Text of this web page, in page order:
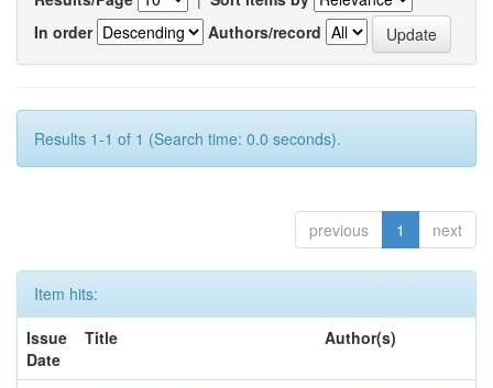
In order
Authors/record
Results 1-1 of 1 (Search time: 0.0 seconds).
previous 1 next
Item hits:
Issue
Date
Title Author(s)